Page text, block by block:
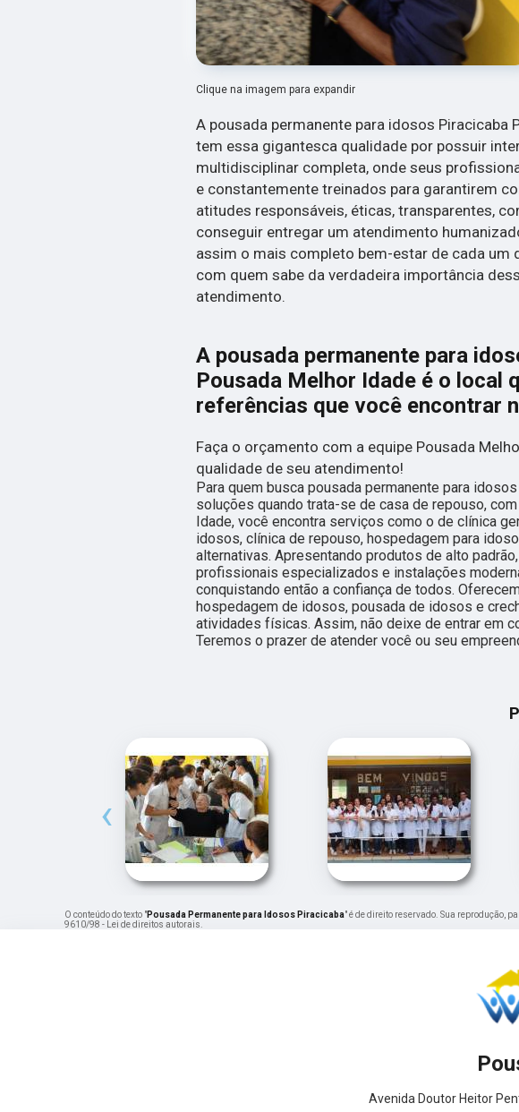
Clique na imagem para expandir
A pousada permanente para idosos Piracicaba
tem essa gigantesca qualidade por possuir
multidisciplinar completa, onde seus
e constantemente treinados para garantirem
atitudes responsáveis, éticas, transparentes,
conseguir entregar um atendimento
assim o mais completo bem-estar de cada um
com quem sabe da verdadeira importância
atendimento.
A pousada permanente para
Pousada Melhor Idade é o local
referências que você encontrar
Faça o orçamento com a equipe Pousada
qualidade de seu atendimento!
Para quem busca pousada permanente para
soluções quando trata-se de casa de repouso,
Idade, você encontra serviços como o de clínica
idosos, clínica de repouso, hospedagem para
alternativas. Apresentando produtos de alto
profissionais especializados e instalações
conquistando então a confiança de todos.
hospedagem de idosos, pousada de idosos e
atividades físicas. Assim, não deixe de entrar em
Teremos o prazer de atender você ou seu
‹
O conteúdo do texto "Pousada Permanente para Idosos Piracicaba" é de direito reservado. Sua reprodução,
9610/98 - Lei de direitos autorais.
Avenida Doutor Heitor